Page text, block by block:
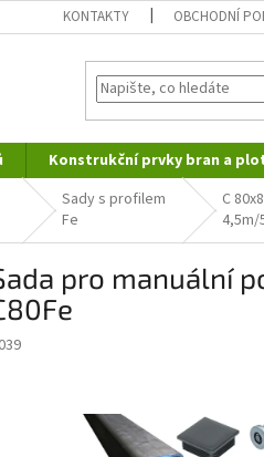
KONTAKTY OBCHODNÍ
Konstrukční prvky bran a
Sady s profilem
Fe
C
4,5m/
pro manuální